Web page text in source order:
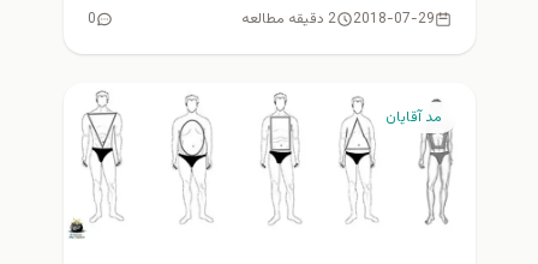
2018-07-29 2 دقیقه مطالعه 0
مد آقایان